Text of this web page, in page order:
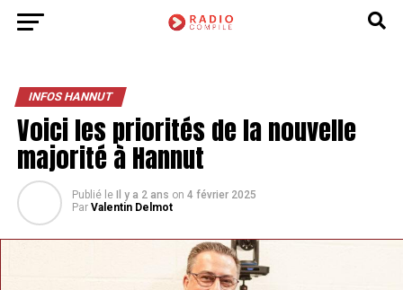
INFOS HANNUT
Voici les priorités de la nouvelle
majorité à Hannut
Publié le Il y a 2 ans on 4 février 2025
Par Valentin Delmot